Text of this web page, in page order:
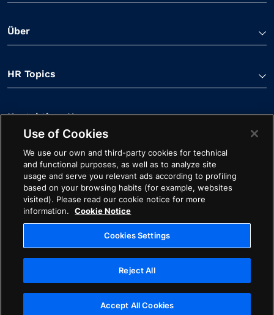
Über
HR Topics
Kontaktiere Uns
Linkedin Verknüpfung
Spotify Verknüpfung
Youtube Verknüpfung
Apple Podcasts
Facebook
Ethik
Datenschutz Rechtliches
Cookies Settings
Urheberrechte © ©2026 Avature. Alle Rechte vorbehalten
Use of Cookies
We use our own and third-party cookies for technical
and functional purposes, as well as to analyze site
usage and serve you relevant ads according to profiling
based on your browsing habits (for example, websites
visited). Please read our cookie notice for more
information.
Cookie Notice
Cookies Settings
Reject All
Accept All Cookies